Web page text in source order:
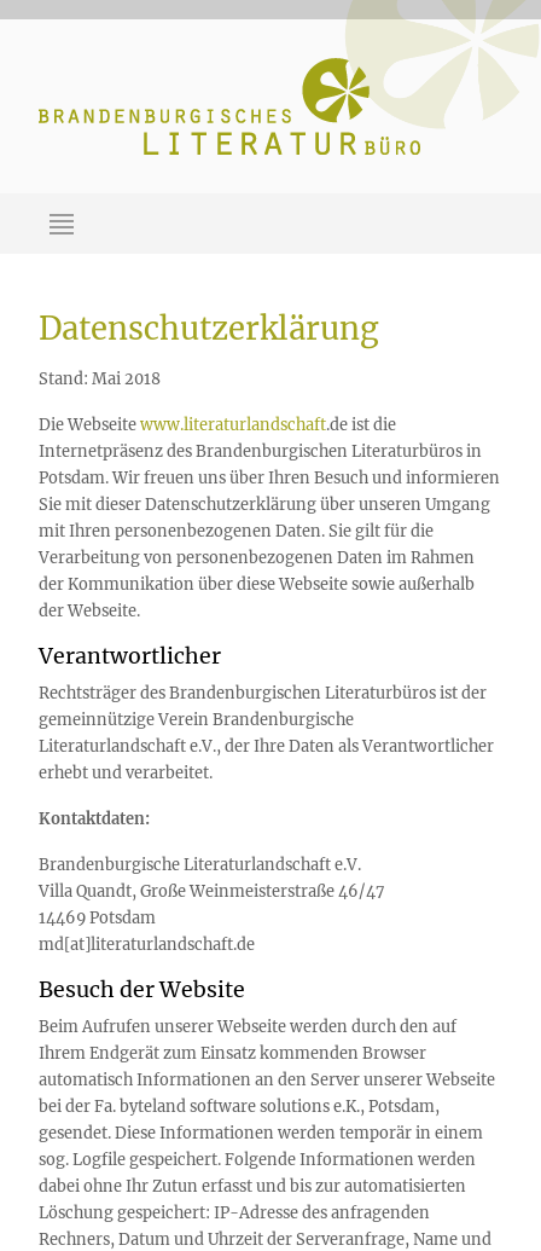
Datenschutzerklärung
Stand: Mai 2018
Die Webseitewww.literaturlandschaft.de ist die
Internetpräsenz des Brandenburgischen Literaturbüros in
Potsdam. Wir freuen uns über Ihren Besuch und informieren
Sie mit dieser Datenschutzerklärung über unseren Umgang
mit Ihren personenbezogenen Daten. Sie gilt für die
Verarbeitung von personenbezogenen Daten im Rahmen
der Kommunikation über diese Webseite sowie außerhalb
der Webseite.
Verantwortlicher
Rechtsträger des Brandenburgischen Literaturbüros ist der
gemeinnützige Verein Brandenburgische
Literaturlandschaft e.V., der Ihre Daten als Verantwortlicher
erhebt und verarbeitet.
Kontaktdaten:
Brandenburgische Literaturlandschaft e.V.
Villa Quandt, Große Weinmeisterstraße 46/47
14469 Potsdam
md[at]literaturlandschaft.de
Besuch der Website
Beim Aufrufen unserer Webseite werden durch den auf
Ihrem Endgerät zum Einsatz kommenden Browser
automatisch Informationen an den Server unserer Webseite
bei der Fa. byteland software solutions e.K., Potsdam,
gesendet. Diese Informationen werden temporär in einem
sog. Logfile gespeichert. Folgende Informationen werden
dabei ohne Ihr Zutun erfasst und bis zur automatisierten
Löschung gespeichert: IP-Adresse des anfragenden
Rechners, Datum und Uhrzeit der Serveranfrage, Name und